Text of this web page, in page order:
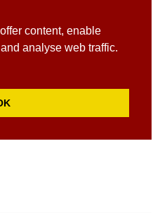
content, enable
analyse web traffic.